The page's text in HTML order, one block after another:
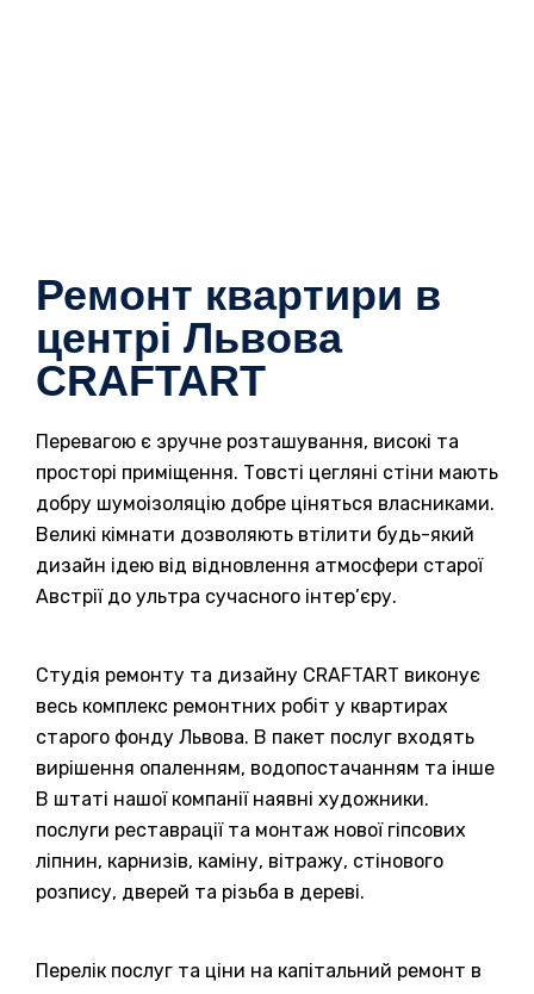
Ремонт квартири в
центрі Львова
CRAFTART
Перевагою є зручне розташування, високі та
просторі приміщення. Товсті цегляні стіни мають
добру шумоізоляцію добре ціняться власниками.
Великі кімнати дозволяють втілити будь-який
дизайн ідею від відновлення атмосфери старої
Австрії до ультра сучасного інтер’єру.
Студія ремонту та дизайну CRAFTART виконує
весь комплекс ремонтних робіт у квартирах
старого фонду Львова. В пакет послуг входять
вирішення опаленням, водопостачанням та інше
В штаті нашої компанії наявні художники.
послуги реставрації та монтаж нової гіпсових
ліпнин, карнизів, каміну, вітражу, стінового
розпису, дверей та різьба в дереві.
Перелік послуг та ціни на капітальний ремонт в